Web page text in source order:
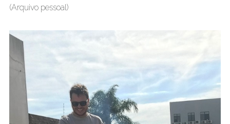
(Arquivo pessoal)